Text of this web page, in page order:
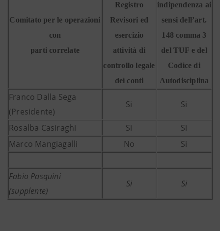
Comitato per le operazioni
con
parti correlate
Registro
Revisori ed
esercizio
attività di
controllo legale
dei conti
indipendenza ai
sensi dell’art.
148 comma 3
del TUF e del
Codice di
Autodisciplina
Franco Dalla Sega
(Presidente)
Si Si
Rosalba Casiraghi Si
Si
Marco Mangiagalli
No Si
Fabio Pasquini
(supplente)
Si Si